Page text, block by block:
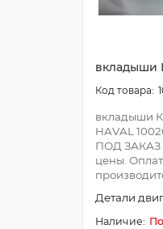
вкладыши
вкладыши
HAVAL
ПОД ЗАКАЗ
цены.
Детали